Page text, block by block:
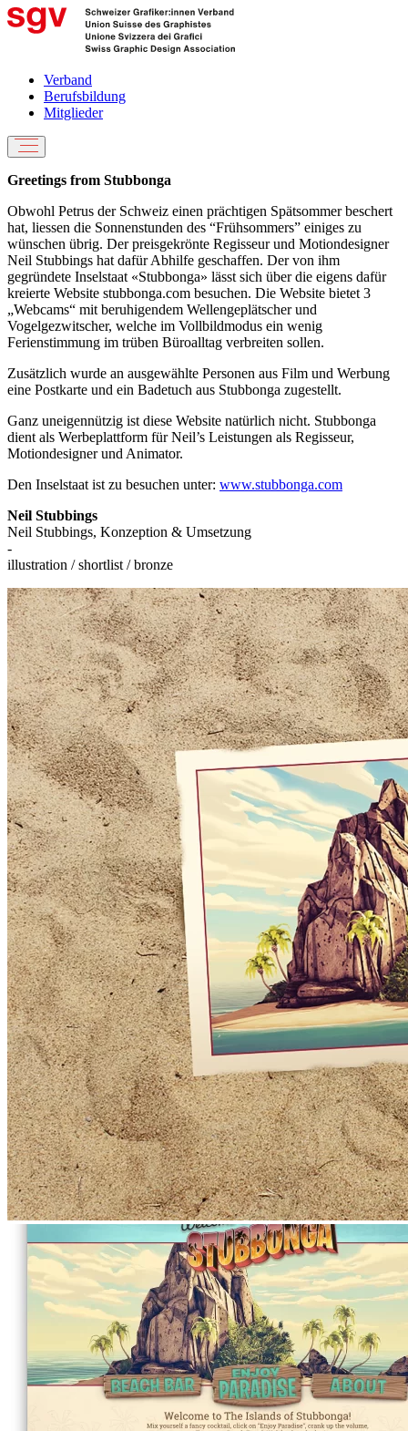
Verband
Berufsbildung
Mitglieder
Greetings from Stubbonga
Obwohl Petrus der Schweiz einen prächtigen Spätsommer beschert
hat, liessen die Sonnenstunden des “Frühsommers” einiges zu
wünschen übrig. Der preisgekrönte Regisseur und Motiondesigner
Neil Stubbings hat dafür Abhilfe geschaffen. Der von ihm
gegründete Inselstaat «Stubbonga» lässt sich über die eigens dafür
kreierte Website stubbonga.com besuchen. Die Website bietet 3
„Webcams“ mit beruhigendem Wellengeplätscher und
Vogelgezwitscher, welche im Vollbildmodus ein wenig
Ferienstimmung im trüben Büroalltag verbreiten sollen.
Zusätzlich wurde an ausgewählte Personen aus Film und Werbung
eine Postkarte und ein Badetuch aus Stubbonga zugestellt.
Ganz uneigennützig ist diese Website natürlich nicht. Stubbonga
dient als Werbeplattform für Neil’s Leistungen als Regisseur,
Motiondesigner und Animator.
Den Inselstaat ist zu besuchen unter: www.stubbonga.com
Neil Stubbings
Neil Stubbings, Konzeption & Umsetzung
-
illustration / shortlist / bronze